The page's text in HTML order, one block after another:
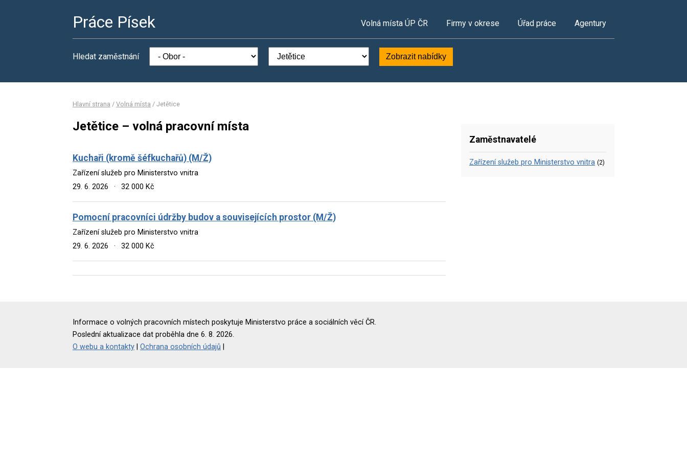
Práce Písek Volná místa ÚP ČR Firmy v okrese Úřad práce Agentury
Hledat zaměstnání Zobrazit nabídky
Hlavní strana / Volná místa / Jetětice
Jetětice – volná pracovní místa
Kuchaři (kromě šéfkuchařů) (M/Ž)
Zařízení služeb pro Ministerstvo vnitra
29. 6. 2026
· 32 000 Kč
Pomocní pracovníci údržby budov a souvisejících prostor (M/Ž)
Zařízení služeb pro Ministerstvo vnitra
29. 6. 2026
· 32 000 Kč
Zaměstnavatelé
Zařízení služeb pro Ministerstvo vnitra (2)
Informace o volných pracovních místech poskytuje Ministerstvo práce a sociálních věcí ČR.
Poslední aktualizace dat proběhla dne 6. 8. 2026.
O webu a kontakty
Ochrana osobních údajů